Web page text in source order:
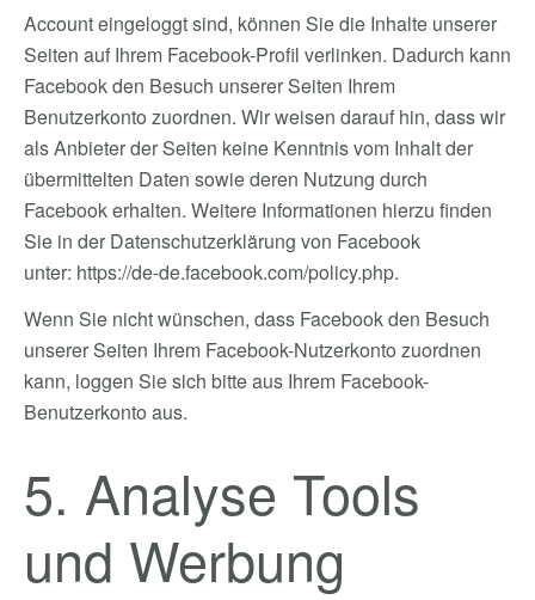
Account eingeloggt sind, können Sie die Inhalte unserer
Seiten auf Ihrem Facebook-Profil verlinken. Dadurch kann
Facebook den Besuch unserer Seiten Ihrem
Benutzerkonto zuordnen. Wir weisen darauf hin, dass wir
als Anbieter der Seiten keine Kenntnis vom Inhalt der
übermittelten Daten sowie deren Nutzung durch
Facebook erhalten. Weitere Informationen hierzu finden
Sie in der Datenschutzerklärung von Facebook
unter: https://de-de.facebook.com/policy.php.
Wenn Sie nicht wünschen, dass Facebook den Besuch
unserer Seiten Ihrem Facebook-Nutzerkonto zuordnen
kann, loggen Sie sich bitte aus Ihrem Facebook-
Benutzerkonto aus.
5. Analyse Tools
und Werbung